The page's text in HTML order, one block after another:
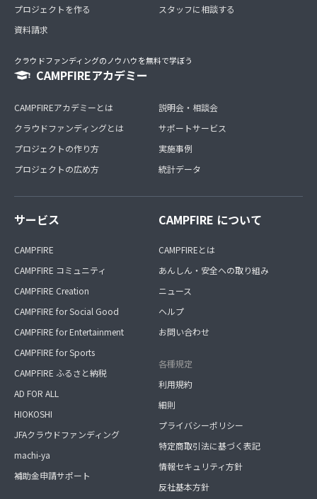
プロジェクトを作る
資料請求
スタッフに相談する
クラウドファンディングのノウハウを無料で学ぼう
CAMPFIREアカデミー
CAMPFIREアカデミーとは
クラウドファンディングとは
プロジェクトの作り方
プロジェクトの広め方
説明会・相談会
サポートサービス
実施事例
統計データ
サービス
CAMPFIRE
CAMPFIRE コミュニティ
CAMPFIRE Creation
CAMPFIRE for Social Good
CAMPFIRE for Entertainment
CAMPFIRE for Sports
CAMPFIRE ふるさと納税
AD FOR ALL
HIOKOSHI
JFAクラウドファンディング
machi-ya
補助金申請サポート
CAMPFIRE について
CAMPFIREとは
あんしん・安全への取り組み
ニュース
ヘルプ
お問い合わせ
各種規定
利用規約
細則
プライバシーポリシー
特定商取引法に基づく表記
情報セキュリティ方針
反社基本方針